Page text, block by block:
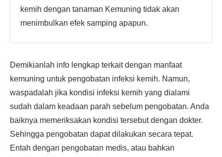
kemih dengan tanaman Kemuning tidak akan
menimbulkan efek samping apapun.
Demikianlah info lengkap terkait dengan manfaat
kemuning untuk pengobatan infeksi kemih. Namun,
waspadalah jika kondisi infeksi kemih yang dialami
sudah dalam keadaan parah sebelum pengobatan. Anda
baiknya memeriksakan kondisi tersebut dengan dokter.
Sehingga pengobatan dapat dilakukan secara tepat.
Entah dengan pengobatan medis, atau bahkan